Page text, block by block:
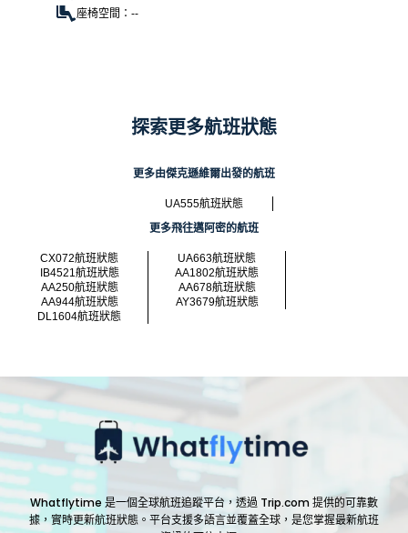
座椅空間：--
探索更多航班狀態
更多由傑克遜維爾出發的航班
UA555航班狀態
更多飛往邁阿密的航班
CX072航班狀態
UA663航班狀態
IB4521航班狀態
AA1802航班狀態
AA250航班狀態
AA678航班狀態
AA944航班狀態
AY3679航班狀態
DL1604航班狀態
Whatflytime 是一個全球航班追蹤平台，透過 Trip.com 提供的可靠數
據，實時更新航班狀態。平台支援多語言並覆蓋全球，是您掌握最新航班